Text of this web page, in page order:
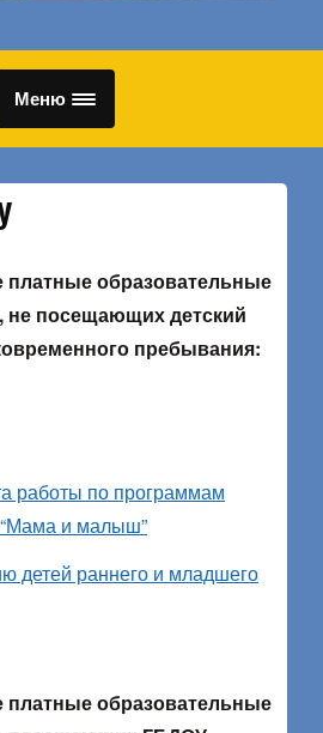
Меню
образовательные
не посещающих детский
пребывания:
работы по программам
и малыш”
детей раннего и младшего
образовательные